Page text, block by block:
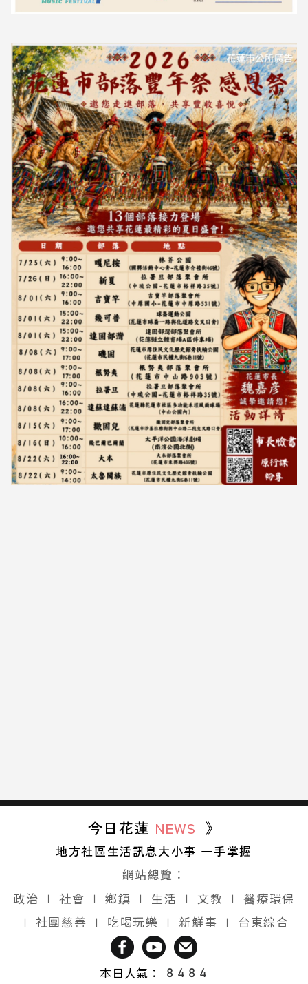
今日花蓮 NEWS 》
地方社區生活訊息大小事 一手掌握
網站總覽：
政治 ∣ 社會 ∣ 鄉鎮 ∣ 生活 ∣ 文教 ∣
醫療環保
∣ 社團慈善 ∣ 吃喝玩樂 ∣ 新鮮事 ∣ 台東綜合
本日人氣：